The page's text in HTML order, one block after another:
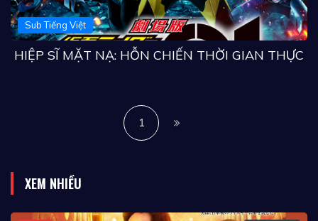
Sub Tiếng Việt
HIỆP SĨ MẶT NẠ: HỖN CHIẾN THỜI GIAN THỰC
1
XEM NHIỀU